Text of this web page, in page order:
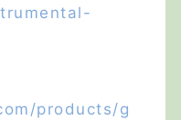
products/g